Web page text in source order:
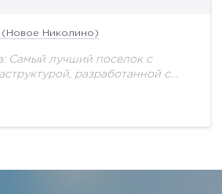
(Новое Николино)
Самый лучший поселок с
разработанной с
и спа-центры, озеро с